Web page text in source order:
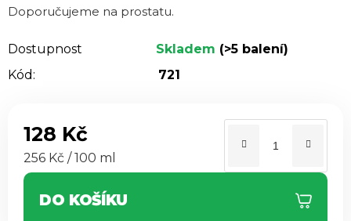
Doporučujeme na prostatu.
Dostupnost Skladem (>5 balení)
Kód:
721
128 Kč
Měrná cena:
256 Kč / 100 ml
DO KOŠÍKU